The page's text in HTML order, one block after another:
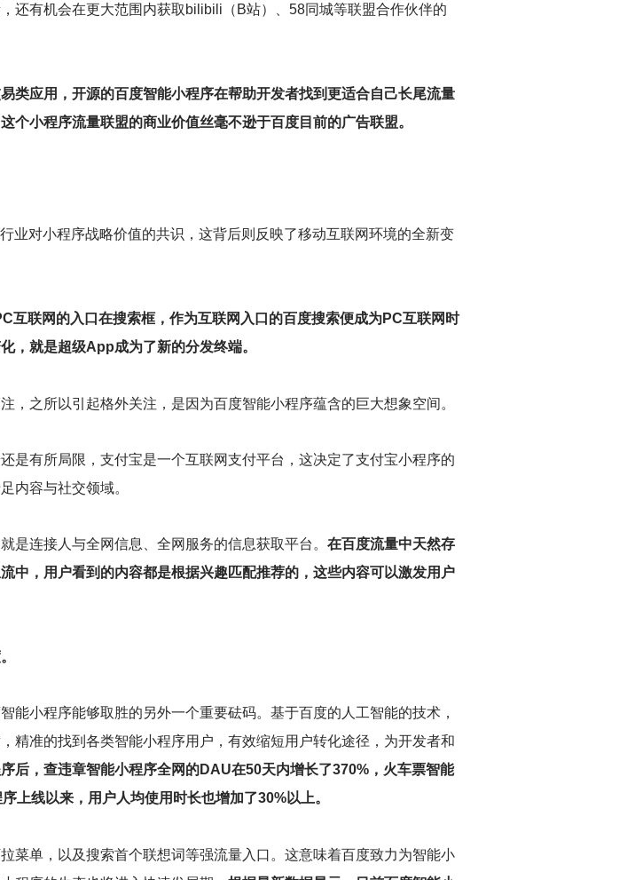
还有机会在更大范围内获取bilibili（B站）、58同城等联盟合作伙伴的
类应用，开源的百度智能小程序在帮助开发者找到更适合自己长尾流量
小程序流量联盟的商业价值丝毫不逊于百度目前的广告联盟。
业对小程序战略价值的共识，这背后则反映了移动互联网环境的全新变
互联网的入口在搜索框，作为互联网入口的百度搜索便成为PC互联网时
，就是超级App成为了新的分发终端。
，之所以引起格外关注，是因为百度智能小程序蕴含的巨大想象空间。
是有所局限，支付宝是一个互联网支付平台，这决定了支付宝小程序的
内容与社交领域。
是连接人与全网信息、全网服务的信息获取平台。 在百度流量中天然存
中，用户看到的内容都是根据兴趣匹配推荐的，这些内容可以激发用户
能小程序能够取胜的另外一个重要砝码。基于百度的人工智能的技术，
精准的找到各类智能小程序用户，有效缩短用户转化途径，为开发者和
后，查违章智能小程序全网的DAU在50天内增长了370%，火车票智能
上线以来，用户人均使用时长也增加了30%以上。
菜单，以及搜索首个联想词等强流量入口。这意味着百度致力为智能小